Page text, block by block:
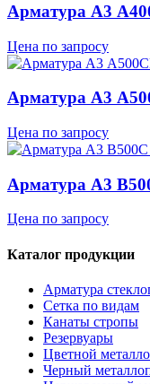
Арматура А3
Цена по запросу
Арматура А3
Цена по запросу
Арматура А3
Цена по запросу
Каталог продукции
Арматура
Сетка по видам
Канаты стропы
Резервуары
Цветной
Черный